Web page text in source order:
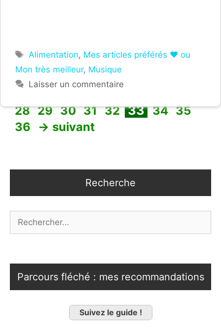
Étiquettes
Alimentation, Mes articles préférés ❤ ou
Mon très meilleur, Musique
Laisser un commentaire
28 Page
29 Page
30 Page
31 Page
32 Page
33 Page
34 Page
35
36
→ suivant
Recherche
Parcours fléché : mes recommandations
Suivez le guide !